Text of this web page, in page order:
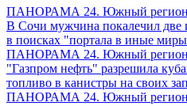
ПАНОРАМА 24. Южный регион
В Сочи мужчина покалечил две
в поисках "портала в иные
ПАНОРАМА 24. Южный регион
"Газпром нефть" разрешила
топливо в канистры на своих
ПАНОРАМА 24. Южный регион